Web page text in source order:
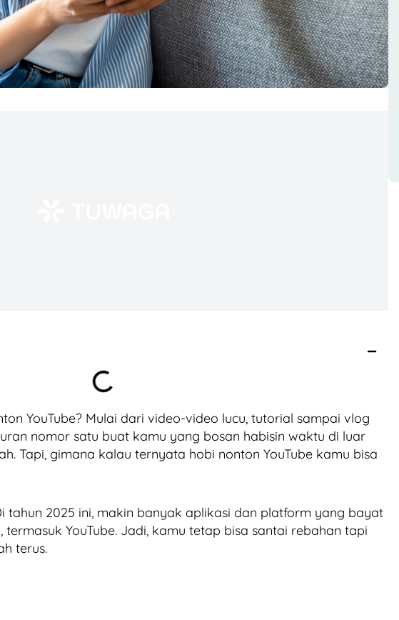
YouTube? Mulai dari video-video lucu, tutorial sampai vlog
nomor satu buat kamu yang bosan habisin waktu di luar
Tapi, gimana kalau ternyata hobi nonton YouTube kamu bisa
tahun 2025 ini, makin banyak aplikasi dan platform yang bayat
YouTube. Jadi, kamu tetap bisa santai rebahan tapi
terus.